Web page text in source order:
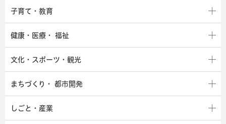
子育て・教育
健康・医療・ 福祉
文化・スポーツ・観光
まちづくり・ 都市開発
しごと・産業